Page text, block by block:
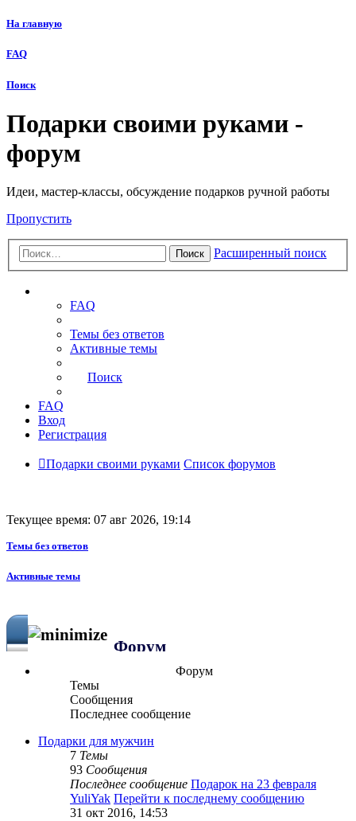
На главную
FAQ
Поиск
Подарки своими руками -
форум
Идеи, мастер-классы, обсуждение подарков ручной работы
Пропустить
Поиск Расширенный поиск
FAQ
Темы без ответов
Активные темы
Поиск
FAQ
Вход
Регистрация
Подарки своими руками Список форумов
Текущее время: 07 авг 2026, 19:14
Темы без ответов
Активные темы
Форум
Форум
Темы
Сообщения
Последнее сообщение
Подарки для мужчин
7 Темы
93 Сообщения
Последнее сообщение Подарок на 23 февраля
YuliYak Перейти к последнему сообщению
31 окт 2016, 14:53